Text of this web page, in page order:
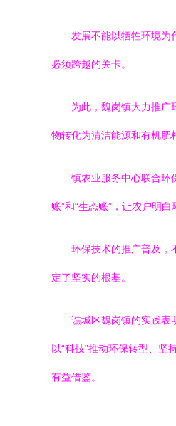
发展不能以牺牲环境为
必须跨越的关卡。
为此，魏岗镇大力推
物转化为清洁能源和有机肥
镇农业服务中心联合环
账”和“生态账”，让农户明
环保技术的推广普及，
定了坚实的根基。
谯城区魏岗镇的实践表
以“科技”推动环保转型、
有益借鉴。